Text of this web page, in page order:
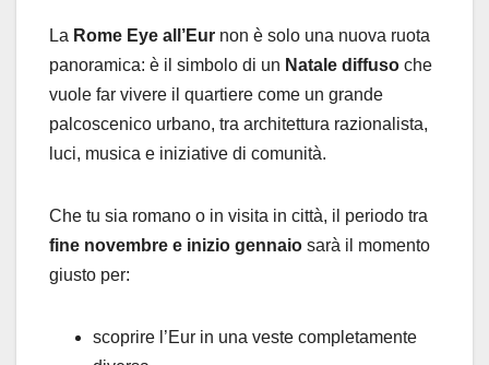
La Rome Eye all’Eur non è solo una nuova ruota
panoramica: è il simbolo di un Natale diffuso che
vuole far vivere il quartiere come un grande
palcoscenico urbano, tra architettura razionalista,
luci, musica e iniziative di comunità.
Che tu sia romano o in visita in città, il periodo tra
fine novembre e inizio gennaio sarà il momento
giusto per:
scoprire l’Eur in una veste completamente